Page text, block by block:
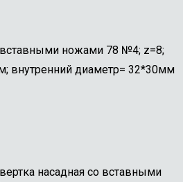
вставными ножами 78 №4; z=8;
внутренний диаметр= 32*30мм
насадная со вставными